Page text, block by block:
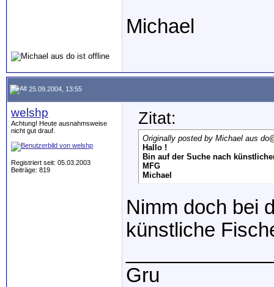
Michael
25.09.2004, 13:55
welshp
Achtung! Heute ausnahmsweise
nicht gut drauf.
Registriert seit: 05.03.2003
Beiträge: 819
Zitat:
Originally posted by Michael aus do
Hallo !
Bin auf der Suche nach
MFG
Michael
Nimm doch bei
künstliche
Gru